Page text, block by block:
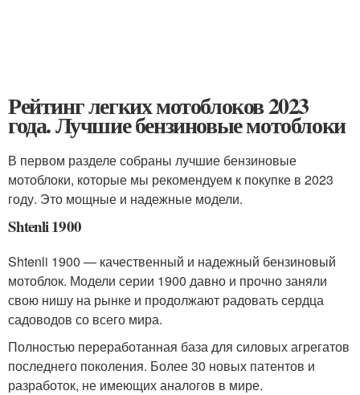
Рейтинг легких мотоблоков 2023
года. Лучшие бензиновые мотоблоки
В первом разделе собраны лучшие бензиновые
мотоблоки, которые мы рекомендуем к покупке в 2023
году. Это мощные и надежные модели.
Shtenli 1900
Shtenli 1900 — качественный и надежный бензиновый
мотоблок. Модели серии 1900 давно и прочно заняли
свою нишу на рынке и продолжают радовать сердца
садоводов со всего мира.
Полностью переработанная база для силовых агрегатов
последнего поколения. Более 30 новых патентов и
разработок, не имеющих аналогов в мире.